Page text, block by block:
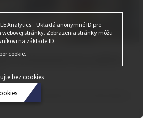
pripravení na našich
Od dnešného dňa by sme vás radi privítali v
Analytics – Ukladá anonymné ID pre
stránky. Zobrazenia stránky môžu
na základe ID.
cookie.
bez cookies